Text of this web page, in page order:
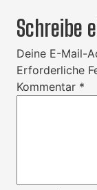
Schreibe
Deine E-Mail-
Erforderliche
Kommentar *